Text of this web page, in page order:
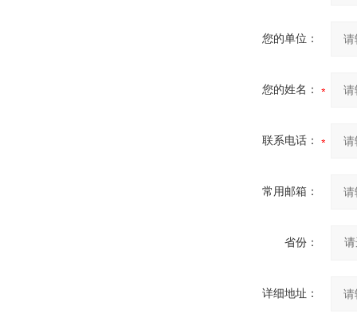
您的单位：
您的姓名：
联系电话：
常用邮箱：
省份：
详细地址：